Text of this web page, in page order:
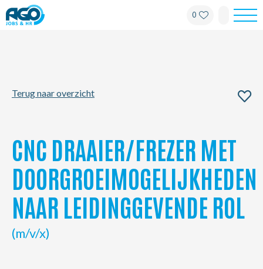
0
Kantoren
My AGO
Contact
Terug naar overzicht
CNC DRAAIER/FREZER MET
DOORGROEIMOGELIJKHEDEN
NAAR LEIDINGGEVENDE ROL
(m/v/x)